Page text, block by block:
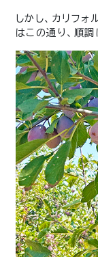
しかし、カリフ
はこの通り、順